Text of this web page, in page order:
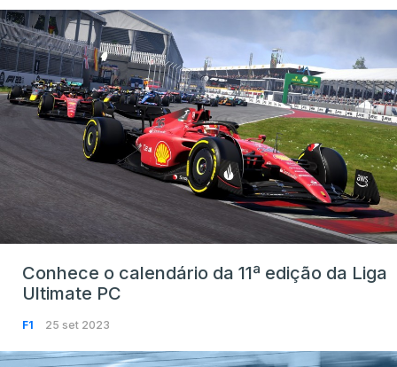
Conhece o calendário da 11ª edição da Liga
Ultimate PC
F1 25 set 2023